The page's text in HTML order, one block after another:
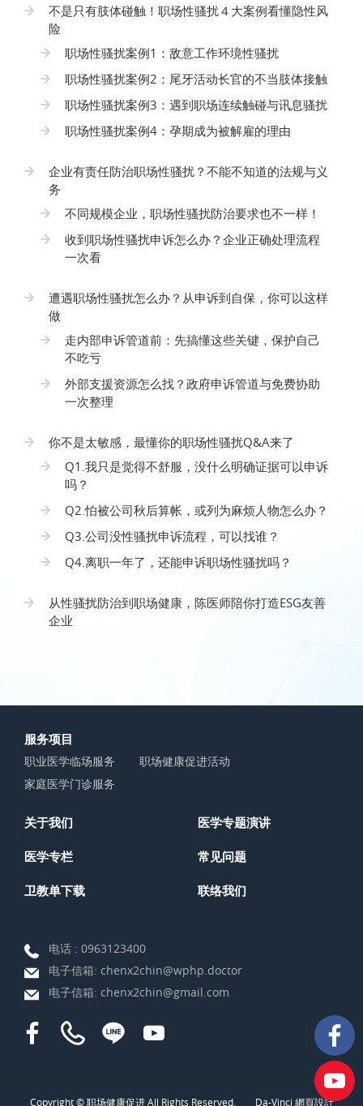
不是只有肢体碰触！职场性骚扰４大案例看懂隐性风
险
职场性骚扰案例1：敌意工作环境性骚扰
职场性骚扰案例2：尾牙活动长官的不当肢体接触
职场性骚扰案例3：遇到职场连续触碰与讯息骚扰
职场性骚扰案例4：孕期成为被解雇的理由
企业有责任防治职场性骚扰？不能不知道的法规与义
务
不同规模企业，职场性骚扰防治要求也不一样！
收到职场性骚扰申诉怎么办？企业正确处理流程
一次看
遭遇职场性骚扰怎么办？从申诉到自保，你可以这样
做
走内部申诉管道前：先搞懂这些关键，保护自己
不吃亏
外部支援资源怎么找？政府申诉管道与免费协助
一次整理
你不是太敏感，最懂你的职场性骚扰Q&A来了
Q1.我只是觉得不舒服，没什么明确证据可以申诉
吗？
Q2.怕被公司秋后算帐，或列为麻烦人物怎么办？
Q3.公司没性骚扰申诉流程，可以找谁？
Q4.离职一年了，还能申诉职场性骚扰吗？
从性骚扰防治到职场健康，陈医师陪你打造ESG友善
企业
服务项目
职业医学临场服务
职场健康促进活动
家庭医学门诊服务
关于我们 医学专题演讲
医学专栏 常见问题
卫教单下载 联络我们
电话 : 0963123400
电子信箱: chenx2chin@wphp.doctor
电子信箱: chenx2chin@gmail.com
Copyright © 职场健康促进 All Rights Reserved. Da-Vinci 網頁設計